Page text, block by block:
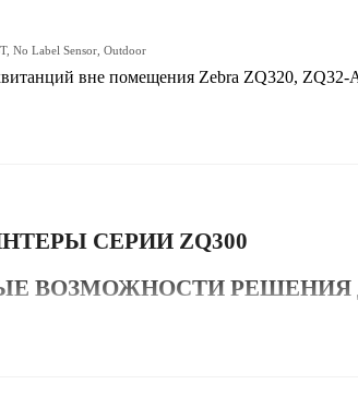
No Label Sensor, Outdoor
вне помещения Zebra ZQ320, ZQ32-
СЕРИИ ZQ300
ВОЗМОЖНОСТИ